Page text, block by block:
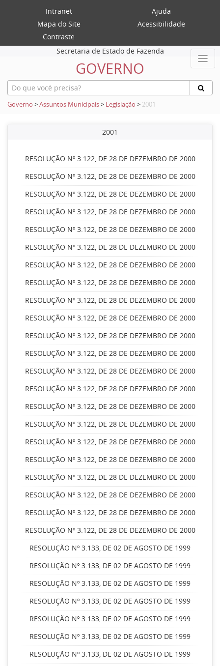
Intranet
Ajuda
Mapa do Site
Acessibilidade
Contraste
Secretaria de Estado de Fazenda
GOVERNO
Governo >Assuntos Municipais> Legislação > 2001
2001
RESOLUÇÃO Nº 3.122, DE 28 DE DEZEMBRO DE 2000
RESOLUÇÃO Nº 3.122, DE 28 DE DEZEMBRO DE 2000
RESOLUÇÃO Nº 3.122, DE 28 DE DEZEMBRO DE 2000
RESOLUÇÃO Nº 3.122, DE 28 DE DEZEMBRO DE 2000
RESOLUÇÃO Nº 3.122, DE 28 DE DEZEMBRO DE 2000
RESOLUÇÃO Nº 3.122, DE 28 DE DEZEMBRO DE 2000
RESOLUÇÃO Nº 3.122, DE 28 DE DEZEMBRO DE 2000
RESOLUÇÃO Nº 3.122, DE 28 DE DEZEMBRO DE 2000
RESOLUÇÃO Nº 3.122, DE 28 DE DEZEMBRO DE 2000
RESOLUÇÃO Nº 3.122, DE 28 DE DEZEMBRO DE 2000
RESOLUÇÃO Nº 3.122, DE 28 DE DEZEMBRO DE 2000
RESOLUÇÃO Nº 3.122, DE 28 DE DEZEMBRO DE 2000
RESOLUÇÃO Nº 3.122, DE 28 DE DEZEMBRO DE 2000
RESOLUÇÃO Nº 3.122, DE 28 DE DEZEMBRO DE 2000
RESOLUÇÃO Nº 3.122, DE 28 DE DEZEMBRO DE 2000
RESOLUÇÃO Nº 3.122, DE 28 DE DEZEMBRO DE 2000
RESOLUÇÃO Nº 3.122, DE 28 DE DEZEMBRO DE 2000
RESOLUÇÃO Nº 3.122, DE 28 DE DEZEMBRO DE 2000
RESOLUÇÃO Nº 3.122, DE 28 DE DEZEMBRO DE 2000
RESOLUÇÃO Nº 3.122, DE 28 DE DEZEMBRO DE 2000
RESOLUÇÃO Nº 3.122, DE 28 DE DEZEMBRO DE 2000
RESOLUÇÃO Nº 3.122, DE 28 DE DEZEMBRO DE 2000
RESOLUÇÃO Nº 3.133, DE 02 DE AGOSTO DE 1999
RESOLUÇÃO Nº 3.133, DE 02 DE AGOSTO DE 1999
RESOLUÇÃO Nº 3.133, DE 02 DE AGOSTO DE 1999
RESOLUÇÃO Nº 3.133, DE 02 DE AGOSTO DE 1999
RESOLUÇÃO Nº 3.133, DE 02 DE AGOSTO DE 1999
RESOLUÇÃO Nº 3.133, DE 02 DE AGOSTO DE 1999
RESOLUÇÃO Nº 3.133, DE 02 DE AGOSTO DE 1999